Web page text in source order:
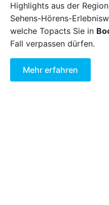
Highlights aus der
Sehens-Hörens-
welche Topacts Sie in
Fall verpassen dürfen.
Mehr erfahren